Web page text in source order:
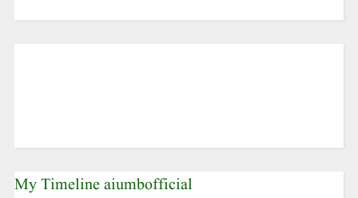
My Timeline aiumbofficial